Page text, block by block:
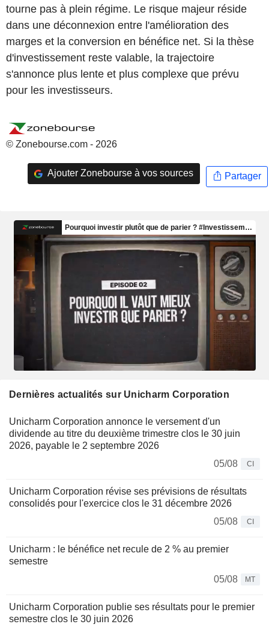
tourne pas à plein régime. Le risque majeur réside
dans une déconnexion entre l'amélioration des
marges et la conversion en bénéfice net. Si la thèse
d'investissement reste valable, la trajectoire
s'annonce plus lente et plus complexe que prévu
pour les investisseurs.
© Zonebourse.com - 2026
Ajouter Zonebourse à vos sources Partager
Dernières actualités sur Unicharm Corporation
Unicharm Corporation annonce le versement d'un
dividende au titre du deuxième trimestre clos le 30 juin
2026, payable le 2 septembre 2026
05/08
CI
Unicharm Corporation révise ses prévisions de résultats
consolidés pour l'exercice clos le 31 décembre 2026
05/08
CI
Unicharm : le bénéfice net recule de 2 % au premier
semestre
05/08
MT
Unicharm Corporation publie ses résultats pour le premier
semestre clos le 30 juin 2026